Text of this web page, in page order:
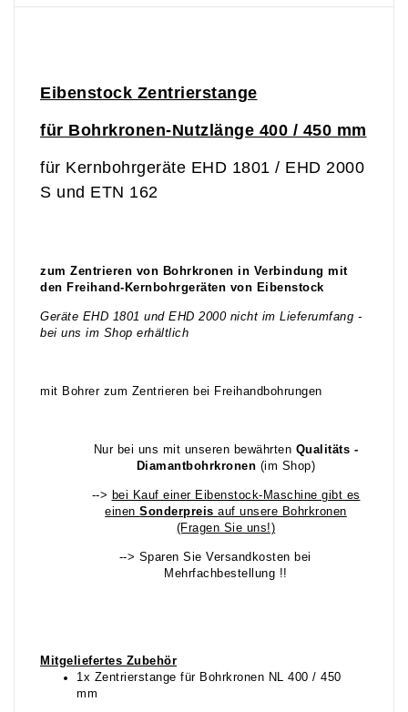
Eibenstock Zentrierstange
für Bohrkronen-Nutzlänge 400 / 450 mm
für Kernbohrgeräte EHD 1801 / EHD 2000
S und ETN 162
zum Zentrieren von Bohrkronen in Verbindung mit
den Freihand-Kernbohrgeräten von Eibenstock
Geräte EHD 1801 und EHD 2000 nicht im Lieferumfang -
bei uns im Shop erhältlich
mit Bohrer zum Zentrieren bei Freihandbohrungen
Nur bei uns mit unseren bewährten Qualitäts -
Diamantbohrkronen (im Shop)
--> bei Kauf einer Eibenstock-Maschine gibt es
einenSonderpreisauf unsere Bohrkronen
(Fragen Sie uns!)
--> Sparen Sie Versandkosten bei
Mehrfachbestellung !!
Mitgeliefertes Zubehör
1x Zentrierstange für Bohrkronen NL 400 / 450
mm